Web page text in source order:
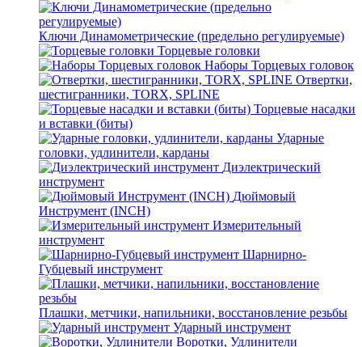
Ключи Динамометрические (предельно регулируемые)
Торцевые головки
Наборы Торцевых головок
Отвертки,
шестигранники, TORX, SPLINE
Торцевые насадки
и вставки (биты)
Ударные
головки, удлинители, карданы
Диэлектрический
инструмент
Дюймовый
Инструмент (INCH)
Измерительный
инструмент
Шарнирно-
Губцевый инструмент
Плашки, метчики, напильники, восстановление резьбы
Ударный инструмент
Воротки, Удлинители